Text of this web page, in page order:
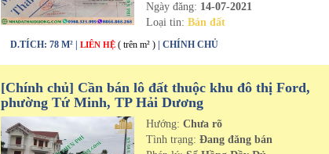
Ngày đăng: 14-07-2021
Loại tin:Bán đất
D.TÍCH: 78 M² | LIÊN HỆ ( trên m² ) | CHÍNH CHỦ
[Chính chủ] Cần bán lô đất thuộc khu đô thị Ford,
phường Tứ Minh, TP Hải Dương
Hướng:Chưa rõ
Tình trạng:Đang đăng bán